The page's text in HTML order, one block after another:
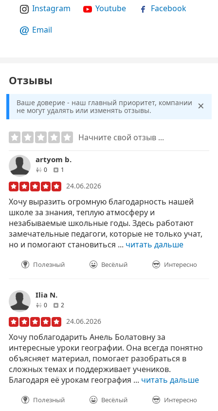
Instagram Youtube
Facebook
Email
Отзывы
Ваше доверие - наш главный приоритет, компании
не могут удалять или изменять отзывы.
×
Начните свой отзыв ...
artyom b.
0друзей1
24.06.2026
Хочу выразить огромную благодарность нашей
школе за знания, теплую атмосферу и
незабываемые школьные годы. Здесь работают
замечательные педагоги, которые не только учат,
но и помогают становиться ... читать дальше
Полезный Весёлый Интересно
Ilia N.
0друзей
2
24.06.2026
Хочу поблагодарить Анель Болатовну за
интересные уроки географии. Она всегда понятно
объясняет материал, помогает разобраться в
сложных темах и поддерживает учеников.
Благодаря её урокам география ... читать дальше
Полезный Весёлый Интересно